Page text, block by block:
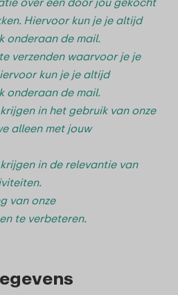
Hiervoor kun je je altijd
onderaan de mail.
verzenden waarvoor je je
kun je je altijd
onderaan de mail.
in het gebruik van onze
alleen met jouw
in de relevantie van
van onze
te verbeteren.